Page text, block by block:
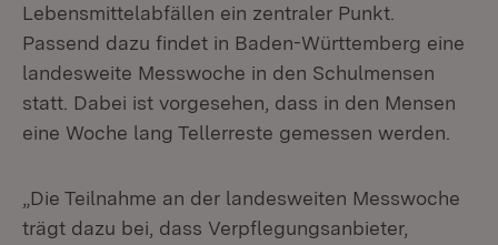
Lebensmittelabfällen ein zentraler Punkt.
Passend dazu findet in Baden-Württemberg eine
landesweite Messwoche in den Schulmensen
statt. Dabei ist vorgesehen, dass in den Mensen
eine Woche lang Tellerreste gemessen werden.
„Die Teilnahme an der landesweiten Messwoche
trägt dazu bei, dass Verpflegungsanbieter,